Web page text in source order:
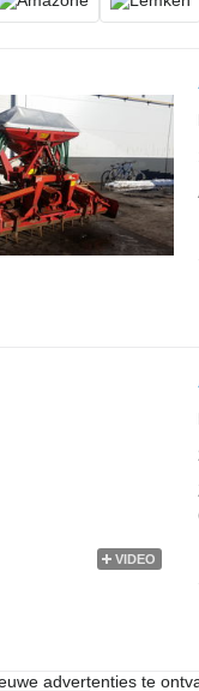
VIDEO
advertenties te